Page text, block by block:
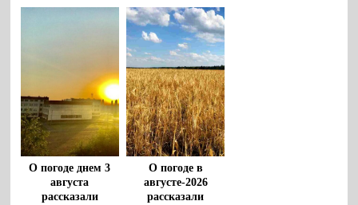
воронежцам
воронежцам
О погоде днем 3
августа
рассказали
О погоде в
августе-2026
рассказали